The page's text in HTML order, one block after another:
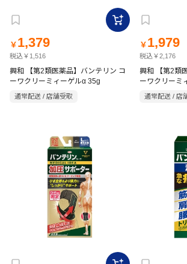
￥ 1,379
税込￥1,516
興和 【第2類医薬品】バンテリン コ
ーワクリーミィーゲルα 35g
通常配送 / 店舗受取
￥ 1,979
税込￥2,176
興和 【第2類
ーワクリーミ
通常配送 / 店